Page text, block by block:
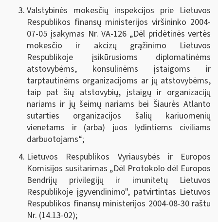
Valstybinės mokesčių inspekcijos prie Lietuvos
Respublikos finansų ministerijos viršininko 2004-
07-05 įsakymas Nr. VA-126 „Dėl pridėtinės vertės
mokesčio ir akcizų grąžinimo Lietuvos
Respublikoje įsikūrusioms diplomatinėms
atstovybėms, konsulinėms įstaigoms ir
tarptautinėms organizacijoms ar jų atstovybėms,
taip pat šių atstovybių, įstaigų ir organizacijų
nariams ir jų šeimų nariams bei Šiaurės Atlanto
sutarties organizacijos šalių kariuomenių
vienetams ir (arba) juos lydintiems civiliams
darbuotojams“;
Lietuvos Respublikos Vyriausybės ir Europos
Komisijos susitarimas „Dėl Protokolo dėl Europos
Bendrijų privilegijų ir imunitetų Lietuvos
Respublikoje įgyvendinimo", patvirtintas Lietuvos
Respublikos finansų ministerijos 2004-08-30 raštu
Nr. (14.13-02);